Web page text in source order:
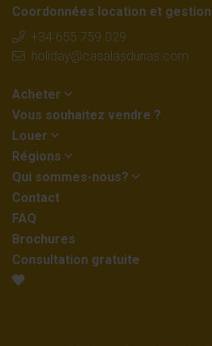
Coordonnées location et
+34 655 759 029
holiday@casalasdunas.com
Acheter
Vous souhaitez vendre ?
Louer
Régions
Qui sommes-nous?
Contact
FAQ
Brochures
Consultation gratuite